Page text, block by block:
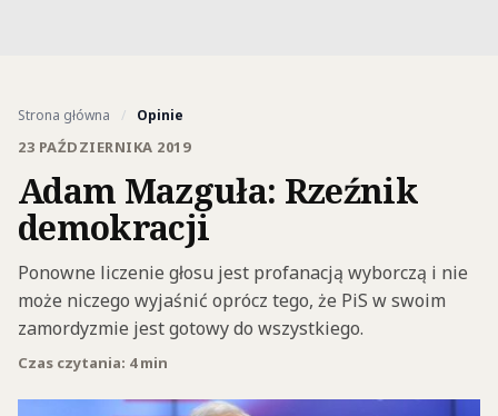
Strona główna / Opinie
23 PAŹDZIERNIKA 2019
Adam Mazguła: Rzeźnik
demokracji
Ponowne liczenie głosu jest profanacją wyborczą i nie
może niczego wyjaśnić oprócz tego, że PiS w swoim
zamordyzmie jest gotowy do wszystkiego.
Czas czytania: 4 min